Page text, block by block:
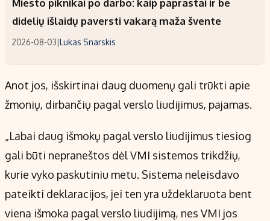
Miesto piknikai po darbo: kaip paprastai ir be
didelių išlaidų paversti vakarą maža švente
2026-08-03|Lukas Snarskis
Anot jos, išskirtinai daug duomenų gali trūkti apie
žmonių, dirbančių pagal verslo liudijimus, pajamas.
„Labai daug išmokų pagal verslo liudijimus tiesiog
gali būti nepraneštos dėl VMI sistemos trikdžių,
kurie vyko paskutiniu metu. Sistema neleisdavo
pateikti deklaracijos, jei ten yra uždeklaruota bent
viena išmoka pagal verslo liudijimą, nes VMI jos